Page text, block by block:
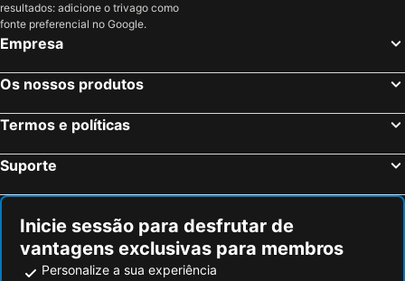
resultados: adicione o trivago como
fonte preferencial no Google.
Empresa
Os nossos produtos
Termos e políticas
Suporte
Inicie sessão para desfrutar de
vantagens exclusivas para membros
Personalize a sua experiência